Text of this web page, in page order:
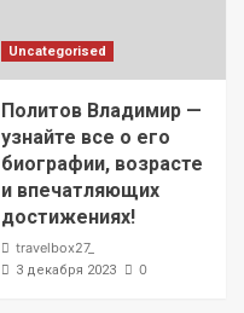
Uncategorised
Политов Владимир —
узнайте все о его
биографии, возрасте
и впечатляющих
достижениях!
travelbox27_
3 декабря 2023 0